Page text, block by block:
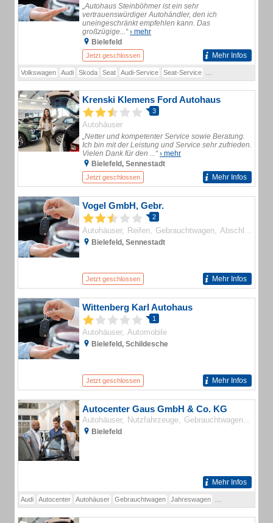
„Autohaus Steinböhmer ist ein sehr
vertrauenswürdiger Autohändler, den ich
uneingeschränkt empfehlen kann. Das
großzügige...“› mehr
Bielefeld
Jetzt geschlossen Mehr Infos
Volkswagen Audi Skoda Seat Audi-Service Seat-Service
Krenski Klemens Ford Autohaus
3
Autohäuser
„Netter und kompetenter Service sowie Beratung.
Ich bin mit der Leistung und Service sehr zufrieden.
Vielen Dank für den ...“› mehr
Bielefeld, Sennestadt
Jetzt geschlossen Mehr Infos
Vogel GmbH, Gebr.
2
Autohäuser Reifen Gebrauchtwagen Abschleppdienste
Bielefeld, Sennestadt
Jetzt geschlossen Mehr Infos
Wittenberg Karl Autohaus
1
Autohäuser Automobile
Bielefeld, Schildesche
Jetzt geschlossen Mehr Infos
Autocenter Gaus GmbH & Co. KG
Autohäuser Nutzfahrzeuge Gebrauchtwagen
Bielefeld
Mehr Infos
Audi Autocenter Autohäuser Gebrauchtwagen Jahreswagen